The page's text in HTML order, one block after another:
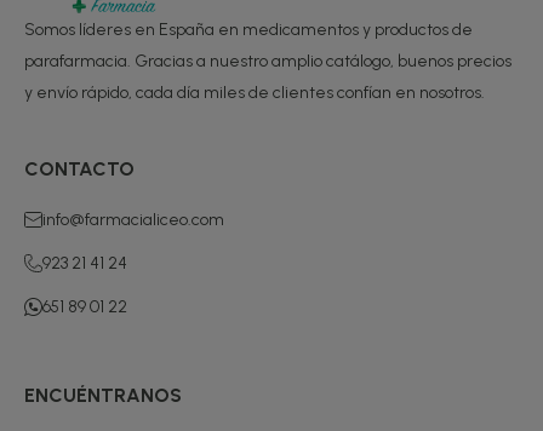
Somos líderes en España en medicamentos y productos de
parafarmacia. Gracias a nuestro amplio catálogo, buenos precios
y envío rápido, cada día miles de clientes confían en nosotros.
CONTACTO
info@farmacialiceo.com
923 21 41 24
651 89 01 22
ENCUÉNTRANOS